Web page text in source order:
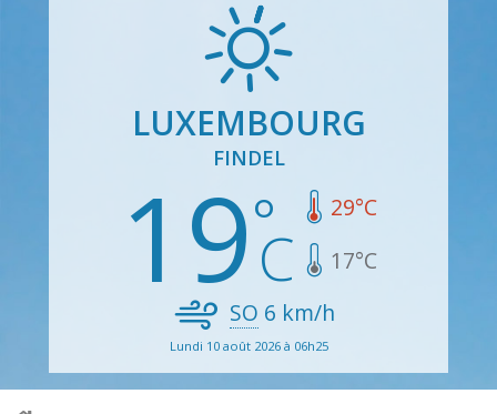
LUXEMBOURG
FINDEL
19 29°C
17°C
SO 6 km/h
Lundi 10 août 2026 à 06h25